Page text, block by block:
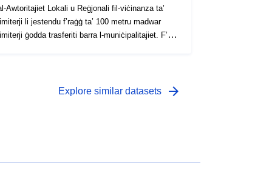
Awtoritajiet Lokali u Reġjonali fil-viċinanza ta’
li jestendu f’raġġ ta’ 100 metru madwar
ġodda trasferiti barra l-muniċipalitajiet. F’din
mingħajr awtorizzazzjoni; — il-bjar jistgħu, wara
Explore similar datasets arrow_forward